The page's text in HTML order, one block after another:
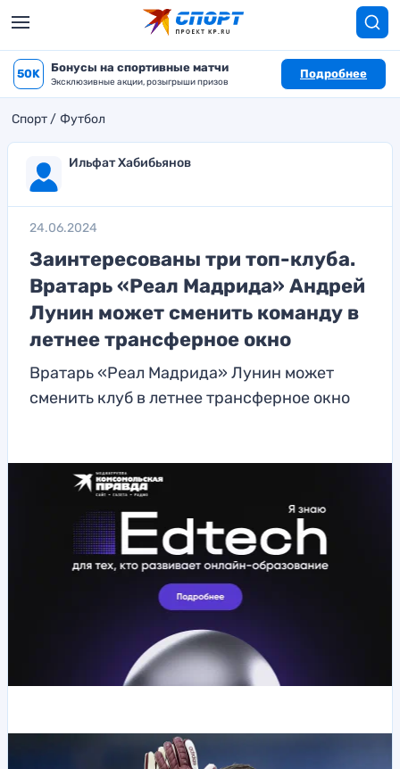
50K Бонусы на спортивные матчи
Эксклюзивные акции, розыгрыши призов
Подробнее
Спорт Футбол
Ильфат Хабибьянов
24.06.2024
Заинтересованы три топ-клуба.
Вратарь «Реал Мадрида» Андрей
Лунин может сменить команду в
летнее трансферное окно
Вратарь «Реал Мадрида» Лунин может
сменить клуб в летнее трансферное окно